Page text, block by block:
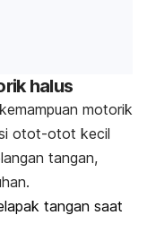
halus
motorik
otot-otot kecil
tangan,
tangan saat